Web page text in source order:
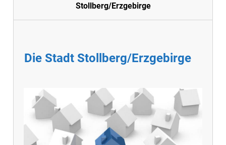
Stollberg/Erzgebirge
Die Stadt Stollberg/Erzgebirge